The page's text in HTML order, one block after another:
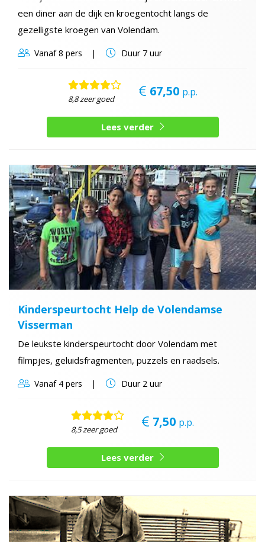
een diner aan de dijk en kroegentocht langs de
gezelligste kroegen van Volendam.
Vanaf8 pers Duur7 uur
8,8 zeer goed 67,50 p.p.
Lees verder
Kinderspeurtocht Help de Volendamse
Visserman
De leukste kinderspeurtocht door Volendam met
filmpjes, geluidsfragmenten, puzzels en raadsels.
Vanaf4 pers Duur2 uur
8,5 zeer goed 7,50 p.p.
Lees verder